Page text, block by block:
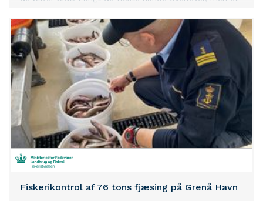
Agria Dyreforsikring. Ved du, hvordan du skal reagere,
eller hvilke symptomer du skal være opmærksom på,
hvis din hund bliver bidt?
Fiskerikontrol af 76 tons fjæsing på Grenå Havn